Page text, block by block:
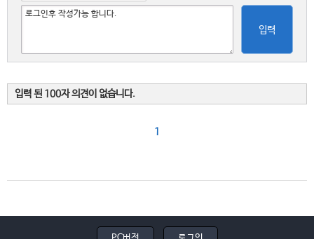
입력
입력 된 100자 의견이 없습니다.
1